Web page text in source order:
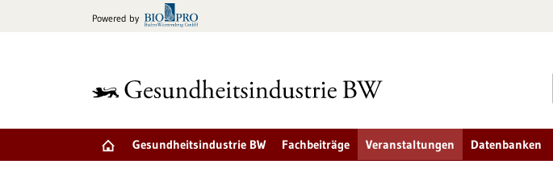
Powered by
Gesundheitsindustrie BW Fachbeiträge Veranstaltungen Datenbanken